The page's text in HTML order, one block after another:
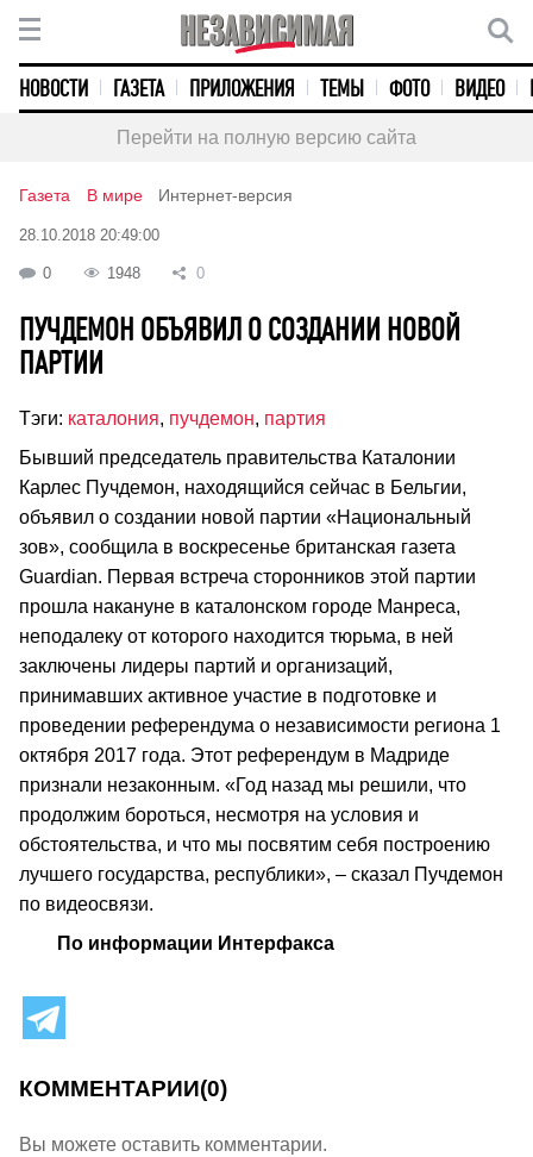
НОВОСТИ ГАЗЕТА ПРИЛОЖЕНИЯ ТЕМЫ ФОТО ВИДЕО
Перейти на полную версию сайта
Газета В мире Интернет-версия
28.10.2018 20:49:00
0 1948 0
ПУЧДЕМОН ОБЪЯВИЛ О СОЗДАНИИ НОВОЙ
ПАРТИИ
Тэги: каталония, пучдемон, партия
Бывший председатель правительства Каталонии
Карлес Пучдемон, находящийся сейчас в Бельгии,
объявил о создании новой партии «Национальный
зов», сообщила в воскресенье британская газета
Guardian. Первая встреча сторонников этой партии
прошла накануне в каталонском городе Манреса,
неподалеку от которого находится тюрьма, в ней
заключены лидеры партий и организаций,
принимавших активное участие в подготовке и
проведении референдума о независимости региона 1
октября 2017 года. Этот референдум в Мадриде
признали незаконным. «Год назад мы решили, что
продолжим бороться, несмотря на условия и
обстоятельства, и что мы посвятим себя построению
лучшего государства, республики», – сказал Пучдемон
по видеосвязи.
По информации Интерфакса
КОММЕНТАРИИ(0)
Вы можете оставить комментарии.